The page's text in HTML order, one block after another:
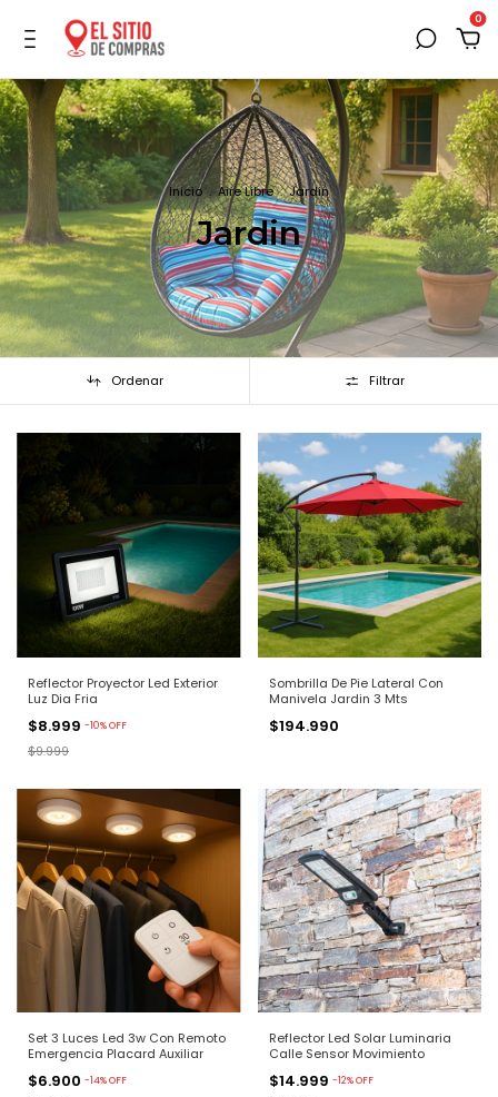
0
Inicio . Aire Libre . Jardin
Jardin
Ordenar Filtrar
Reflector Proyector Led Exterior
Luz Dia Fria
$8.999 -10%OFF
$9.999
Sombrilla De Pie Lateral Con
Manivela Jardin 3 Mts
$194.990
Set 3 Luces Led 3w Con Remoto
Emergencia Placard Auxiliar
$6.900 -14%OFF
Reflector Led Solar Luminaria
Calle Sensor Movimiento
$14.999 -12%OFF